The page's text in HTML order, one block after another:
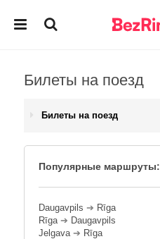
Билеты на поезд
Билеты на поезд
Популярные маршруты:
Daugavpils ➔ Rīga
Rīga➔ Daugavpils
Jelgava➔ Rīga